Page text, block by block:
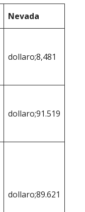
Nevada
dollaro;8,481
dollaro;91.519
dollaro;89.621